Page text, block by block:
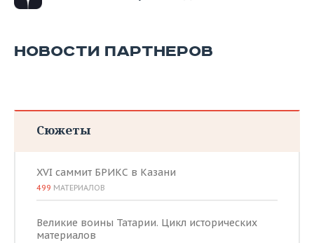
НОВОСТИ ПАРТНЕРОВ
Сюжеты
XVI саммит БРИКС в Казани
499 МАТЕРИАЛОВ
Великие воины Татарии. Цикл исторических
материалов